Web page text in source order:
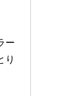
ー
り